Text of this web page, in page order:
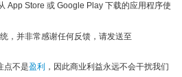
App Store 或 Google Play 下载的应用程序使
，并非常感谢任何反馈，请发送至
点不是盈利 ，因此商业利益永远不会干扰我们